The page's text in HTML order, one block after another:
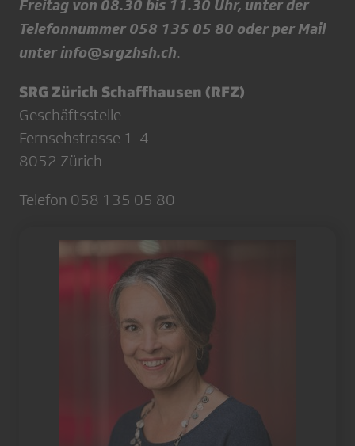
Freitag von 08.30 bis 11.30 Uhr, unter der
Telefonnummer 058 135 05 80 oder per Mail
unter info@srgzhsh.ch.
SRG Zürich Schaffhausen (RFZ)
Geschäftsstelle
Fernsehstrasse 1-4
8052 Zürich
Telefon 058 135 05 80